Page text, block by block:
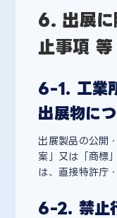
6. 出展に
止事項 等
6-1. 工業
出展物に
出展製品の公開
案」又は「商標
は、直接特許庁
6-2. 禁止